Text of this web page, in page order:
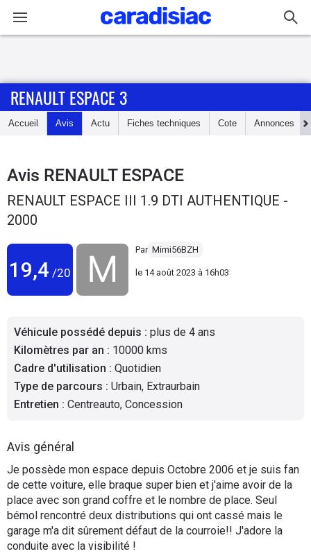
Accueil
Essais
Guide
d'achat
Utilitaires
Flottes
Auto
Services
Moto
Marques
RENAULT ESPACE 3
Accueil Avis Actu Fiches techniques Cote Annonces
Avis RENAULT ESPACE
RENAULT ESPACE III 1.9 DTI AUTHENTIQUE -
2000
19,4 /20
Par Mimi56BZH
le 14 août 2023 à 16h03
Véhicule possédé depuis : plus de 4 ans
Kilomètres par an : 10000 kms
Cadre d'utilisation : Quotidien
Type de parcours : Urbain, Extraurbain
Entretien : Centreauto, Concession
Avis général
Je possède mon espace depuis Octobre 2006 et je suis fan
de cette voiture, elle braque super bien et j'aime avoir de la
place avec son grand coffre et le nombre de place. Seul
bémol rencontré deux distributions qui ont cassé mais le
garage m'a dit sûrement défaut de la courroie!! J'adore la
conduite avec la visibilité !